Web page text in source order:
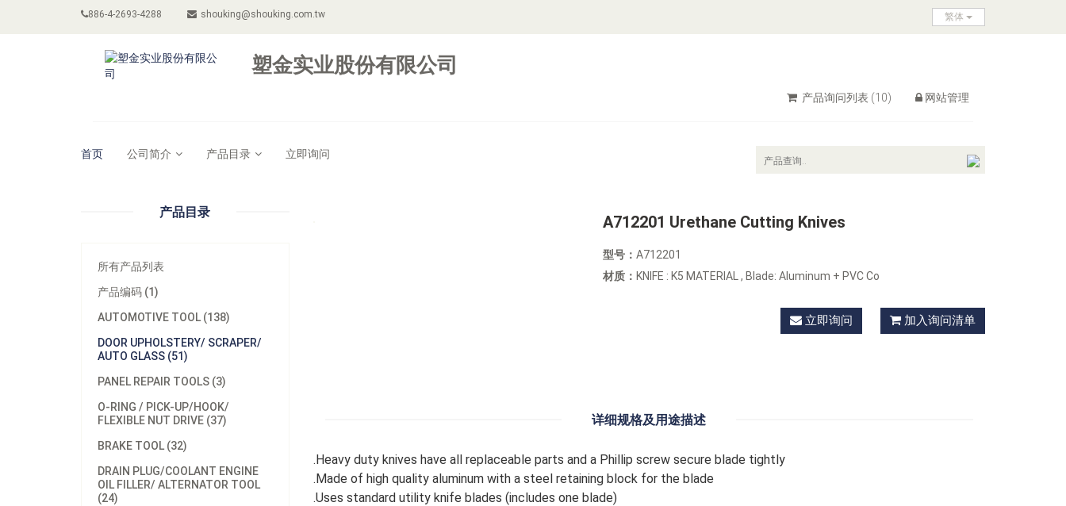
886-4-2693-4288 shouking@shouking.com.tw 繁体
塑金实业股份有限公司
产品询问列表 (10) 网站管理
首页 公司简介 产品目录 立即询问
产品目录
所有产品列表
产品编码 (1)
AUTOMOTIVE TOOL (138)
DOOR UPHOLSTERY/ SCRAPER/
AUTO GLASS (51)
PANEL REPAIR TOOLS (3)
O-RING / PICK-UP/HOOK/
FLEXIBLE NUT DRIVE (37)
BRAKE TOOL (32)
DRAIN PLUG/COOLANT ENGINE
OIL FILLER/ ALTERNATOR TOOL
(24)
A712201 Urethane Cutting Knives
型号：A712201
材质： KNIFE : K5 MATERIAL , Blade: Aluminum + PVC Co
立即询问 加入询问清单
详细规格及用途描述
.Heavy duty knives have all replaceable parts and a Phillip screw secure blade tightly
.Made of high quality aluminum with a steel retaining block for the blade
.Uses standard utility knife blades (includes one blade)